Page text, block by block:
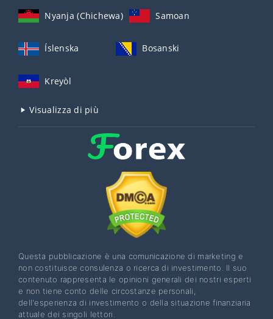
Nyanja (Chichewa) Samoan
Íslenska Bosanski
Kreyòl
Visualizza di più
Questa pubblicazione è una comunicazione di marketing e
non costituisce consulenza o ricerca di investimento. Il suo
contenuto rappresenta le opinioni generali dei nostri esperti
e non tiene conto delle circostanze personali,
dell'esperienza di investimento o della situazione finanziaria
attuale dei singoli lettori.